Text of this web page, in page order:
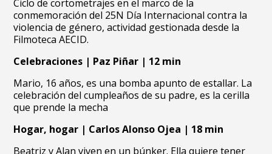
Ciclo de cortometrajes en el marco de la
conmemoración del 25N Día Internacional contra la
violencia de género, actividad gestionada desde la
Filmoteca AECID.
Celebraciones | Paz Piñar | 12 min
Mario, 16 años, es una bomba apunto de estallar. La
celebración del cumpleaños de su padre, es la cerilla
que prende la mecha
Hogar, hogar | Carlos Alonso Ojea | 18 min
Beatriz y Alan viven en un búnker. Ella quiere tener